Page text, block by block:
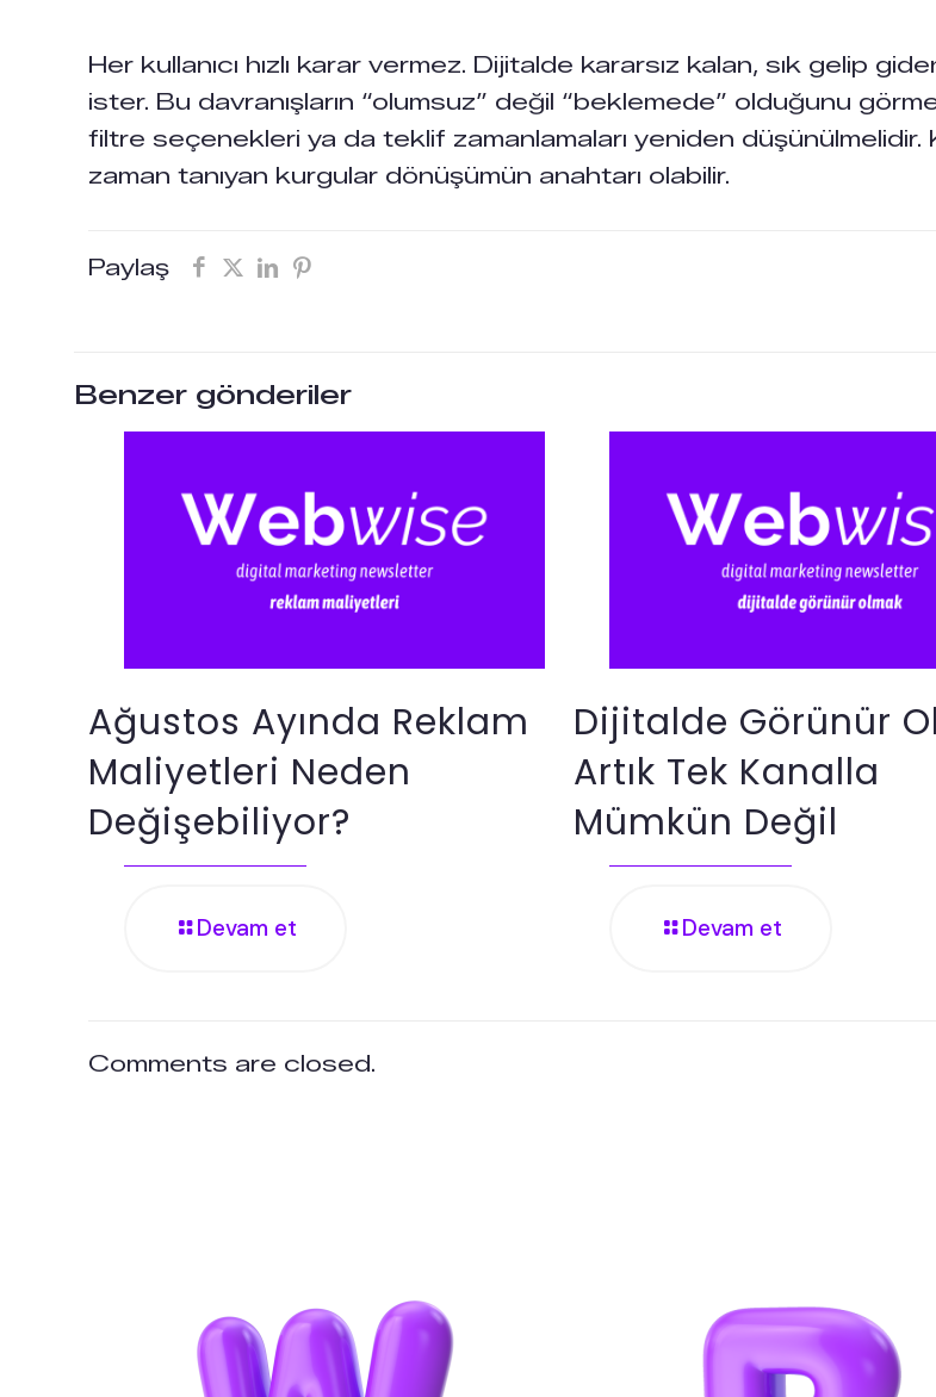
Her kullanıcı hızlı karar vermez. Dijitalde kararsız kalan, sık gelip
ister. Bu davranışların “olumsuz” değil “beklemede” olduğunu
filtre seçenekleri ya da teklif zamanlamaları yeniden düşünülmelidir.
zaman tanıyan kurgular dönüşümün anahtarı olabilir.
Paylaş
Benzer gönderiler
Ağustos Ayında Reklam
Maliyetleri Neden
Değişebiliyor?
Devam et
Dijitalde Görünür
Artık Tek Kanalla
Mümkün Değil
Devam et
Comments are closed.